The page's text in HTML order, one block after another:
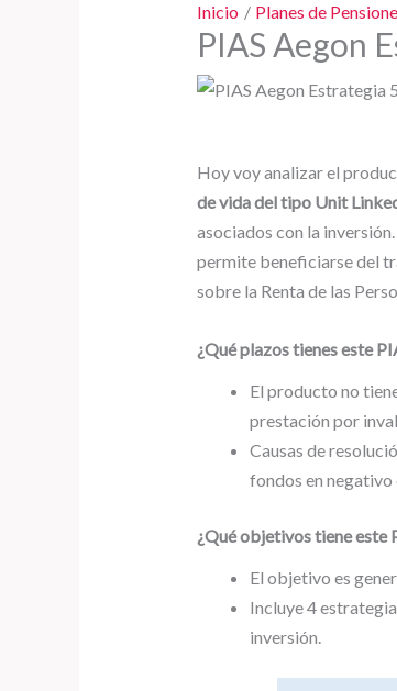
Inicio Planes de
PIAS Aegon
Hoy voy analizar el
de vida del tipo Unit
asociados con la
permite beneficiarse del
sobre la Renta de las
¿Qué plazos tienes este
El producto no
prestación por
Causas de
fondos en negativo
¿Qué objetivos tiene este
El objetivo es
Incluye 4
inversión.